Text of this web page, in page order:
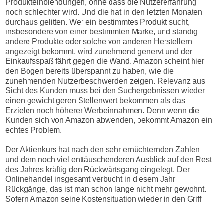
Produkteinblendungen, ohne dass die Nutzererfahrung
noch schlechter wird. Und die hat in den letzten Monaten
durchaus gelitten. Wer ein bestimmtes Produkt sucht,
insbesondere von einer bestimmten Marke, und ständig
andere Produkte oder solche von anderen Herstellern
angezeigt bekommt, wird zunehmend genervt und der
Einkaufsspaß fährt gegen die Wand. Amazon scheint hier
den Bogen bereits überspannt zu haben, wie die
zunehmenden Nutzerbeschwerden zeigen. Relevanz aus
Sicht des Kunden muss bei den Suchergebnissen wieder
einen gewichtigeren Stellenwert bekommen als das
Erzielen noch höherer Werbeinnahmen. Denn wenn die
Kunden sich von Amazon abwenden, bekommt Amazon ein
echtes Problem.
Der Aktienkurs hat nach den sehr ernüchternden Zahlen
und dem noch viel enttäuschenderen Ausblick auf den Rest
des Jahres kräftig den Rückwärtsgang eingelegt. Der
Onlinehandel insgesamt verbucht in diesem Jahr
Rückgänge, das ist man schon lange nicht mehr gewohnt.
Sofern Amazon seine Kostensituation wieder in den Griff